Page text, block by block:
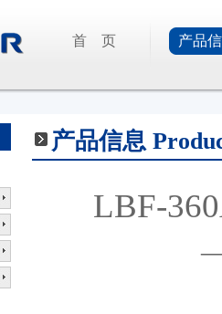
首 页 产品
产品信息
LBF-